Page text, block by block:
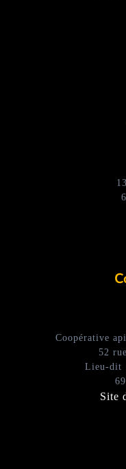
Coopérative
52
Lieu-dit
Site